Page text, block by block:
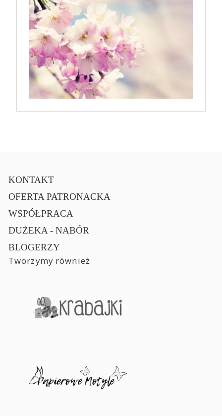
KONTAKT
OFERTA PATRONACKA
WSPÓŁPRACA
DUŻEKA - NABÓR
BLOGERZY
Tworzymy również